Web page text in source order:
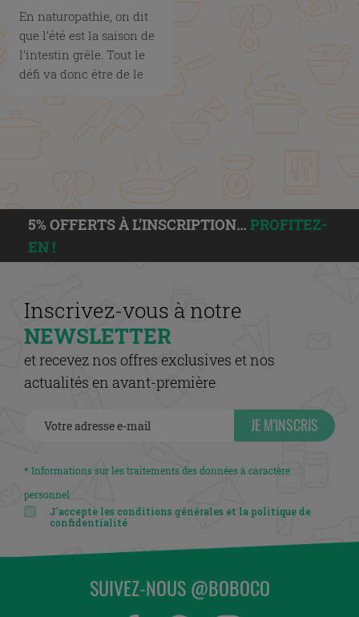
En naturopathie, on dit
que l’été est la saison de
l’intestin grêle. Tout le
défi va donc être de le
soutenir et de...
5% OFFERTS À L’INSCRIPTION… PROFITEZ-
EN !
Inscrivez-vous à notre
NEWSLETTER
et recevez nos offres exclusives et nos
actualités en avant-première
JE M'INSCRIS
* Informations sur les traitements des données à caractère
personnel
J'accepte les conditions générales et la politique de
confidentialité
SUIVEZ-NOUS @BOBOCO